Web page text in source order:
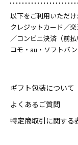
以下をご利用いただけ
クレジットカード／
／コンビニ決済（前
コモ・au・ソフトバ
ギフト包装について
よくあるご質問
特定商取引に関する